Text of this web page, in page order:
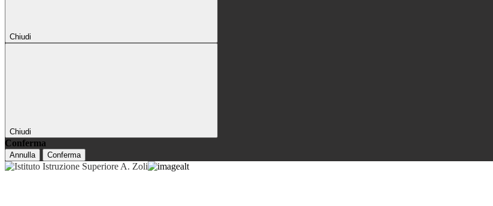
Chiudi
Chiudi
Conferma
Annulla Conferma